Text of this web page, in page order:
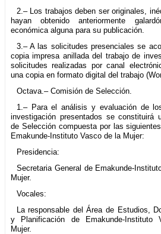
2.– Los trabajos deben ser originales,
hayan obtenido anteriormente
económica alguna para su publicación.
3.– A las solicitudes presenciales se
copia impresa anillada del trabajo de
solicitudes realizadas por canal
una copia en formato digital del trabajo
Octava.– Comisión de Selección.
1.– Para el análisis y evaluación de
investigación presentados se constituirá
de Selección compuesta por las
Emakunde-Instituto Vasco de la Mujer:
Presidencia:
Secretaria General de Emakunde-
Mujer.
Vocales:
La responsable del Área de Estudios,
y Planificación de Emakunde-Instituto
Mujer.